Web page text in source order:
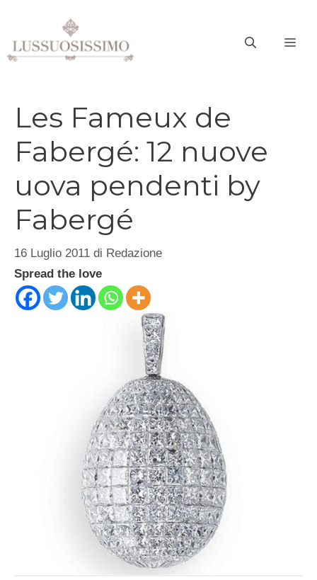
contenuto
Les Fameux de
Fabergé: 12 nuove
uova pendenti by
Fabergé
16 Luglio 2011 di Redazione
Spread the love